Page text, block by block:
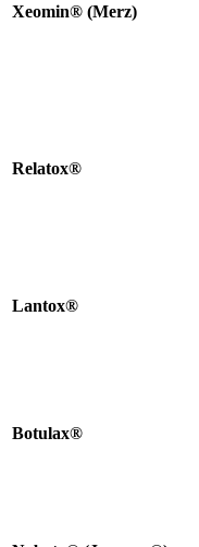
Xeomin® (Merz)
Relatox®
Lantox®
Botulax®